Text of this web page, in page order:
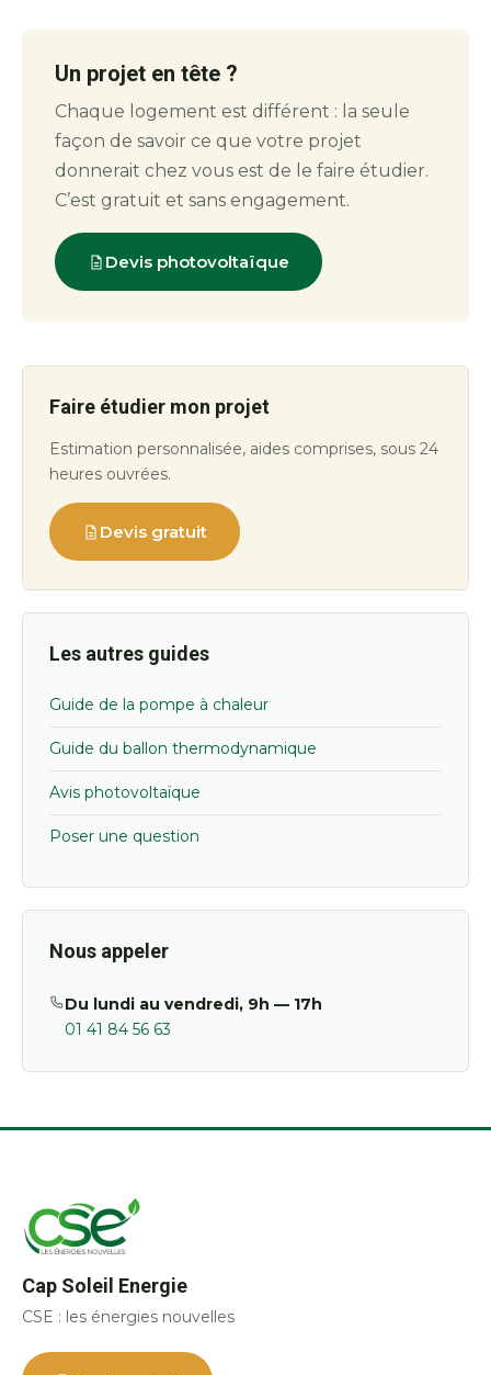
Un projet en tête ?
Chaque logement est différent : la seule
façon de savoir ce que votre projet
donnerait chez vous est de le faire étudier.
C’est gratuit et sans engagement.
Devis photovoltaïque
Faire étudier mon projet
Estimation personnalisée, aides comprises, sous 24
heures ouvrées.
Devis gratuit
Les autres guides
Guide de la pompe à chaleur
Guide du ballon thermodynamique
Avis photovoltaïque
Poser une question
Nous appeler
Du lundi au vendredi, 9h — 17h
01 41 84 56 63
Cap Soleil Energie
CSE : les énergies nouvelles